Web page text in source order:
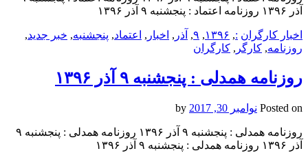
آذر ۱۳۹۶ روزنامه اعتماد : پنجشنبه ۹ آذر ۱۳۹۶
اخبار کارگران :
, ۱۳۹۶, ۹, آذر , اخبار , اعتماد, پنجشنبه, خبر جدید,
روزنامه, کارگر , کارگران
روزنامه همدلی : پنجشنبه ۹ آذر ۱۳۹۶
Posted on نوامبر 30, 2017
روزنامه همدلی : پنجشنبه ۹ آذر ۱۳۹۶ روزنامه همدلی : پنجشنبه ۹
آذر ۱۳۹۶ روزنامه همدلی : پنجشنبه ۹ آذر ۱۳۹۶